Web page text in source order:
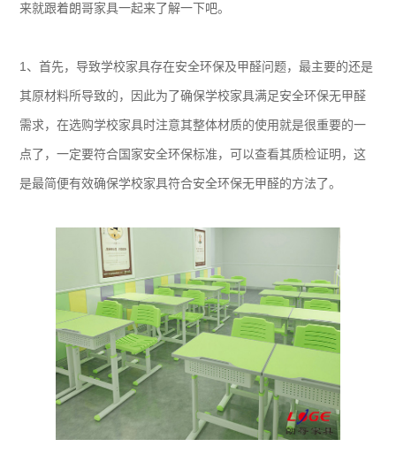
来就跟着朗哥家具一起来了解一下吧。
1、首先，导致学校家具存在安全环保及甲醛问题，最主要的还是
其原材料所导致的，因此为了确保学校家具满足安全环保无甲醛
需求，在选购学校家具时注意其整体材质的使用就是很重要的一
点了，一定要符合国家安全环保标准，可以查看其质检证明，这
是最简便有效确保学校家具符合安全环保无甲醛的方法了。